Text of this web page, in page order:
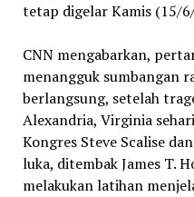
tetap digelar Kamis (15/
CNN mengabarkan,
menangguk sumbangan
berlangsung, setelah
Alexandria, Virginia
Kongres Steve Scalise
luka, ditembak James T.
melakukan latihan